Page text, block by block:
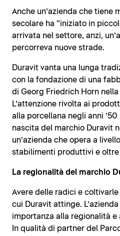
Anche un’azienda che tiene
secolare ha “iniziato in
arrivata nel settore, anzi,
percorreva nuove strade.
Duravit vanta una lunga
con la fondazione di una
di Georg Friedrich Horn nella
L’attenzione rivolta ai
alla porcellana negli anni
nascita del marchio Duravit
un’azienda che opera a
stabilimenti produttivi e
La regionalità del marchio
Avere delle radici e
cui Duravit attinge.
importanza alla regionalità e
In qualità di partner del